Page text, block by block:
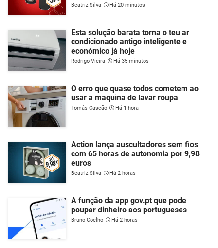
Beatriz Silva Há 20 minutos
Esta solução barata torna o teu ar
condicionado antigo inteligente e
económico já hoje
Rodrigo Vieira Há 35 minutos
O erro que quase todos cometem ao
usar a máquina de lavar roupa
Tomás Cascão Há 1 hora
Action lança auscultadores sem fios
com 65 horas de autonomia por 9,98
euros
Beatriz Silva Há 2 horas
A função da app gov.pt que pode
poupar dinheiro aos portugueses
Bruno Coelho Há 2 horas